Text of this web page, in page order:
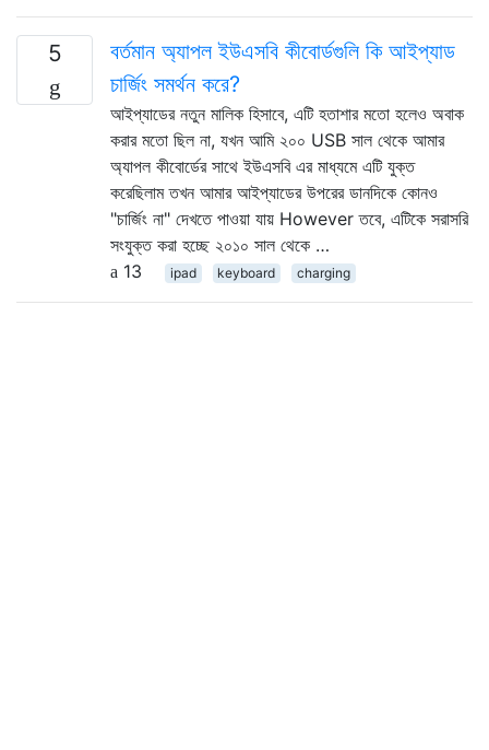
5
বর্তমান অ্যাপল ইউএসবি কীবোর্ডগুলি কি আইপ্যাড
চার্জিং সমর্থন করে?
আইপ্যাডের নতুন মালিক হিসাবে, এটি হতাশার মতো হলেও অবাক
করার মতো ছিল না, যখন আমি ২০০ USB সাল থেকে আমার
অ্যাপল কীবোর্ডের সাথে ইউএসবি এর মাধ্যমে এটি যুক্ত
করেছিলাম তখন আমার আইপ্যাডের উপরের ডানদিকে কোনও
"চার্জিং না" দেখতে পাওয়া যায় However তবে, এটিকে সরাসরি
সংযুক্ত করা হচ্ছে ২০১০ সাল থেকে …
13
ipad keyboard charging